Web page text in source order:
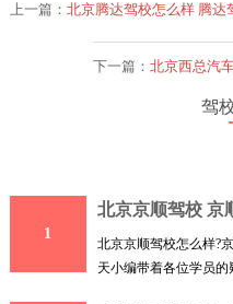
上一篇： 北京腾达驾校怎么样 腾达
下一篇：北京西总汽
驾
1
北京京顺驾校 京
北京京顺驾校怎么样?
天小编带着各位学员